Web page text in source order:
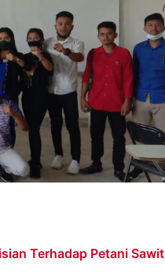
Terhadap Petani Sawit